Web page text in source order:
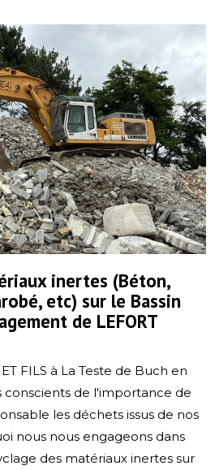
inertes (Béton,
etc) sur le Bassin
de LEFORT
FILS à La Teste de Buch en
conscients de l'importance de
les déchets issus de nos
nous nous engageons dans
des matériaux inertes sur